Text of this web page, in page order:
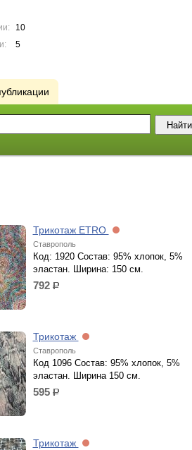
10
5
Трикотаж ETRO
Ставрополь
Код: 1920 Состав: 95% хлопок, 5%
эластан. Ширина: 150 см.
792 р.
Трикотаж
Ставрополь
Код 1096 Состав: 95% хлопок, 5%
эластан. Ширина 150 см.
595 р.
Трикотаж